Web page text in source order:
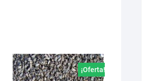
¡Oferta!